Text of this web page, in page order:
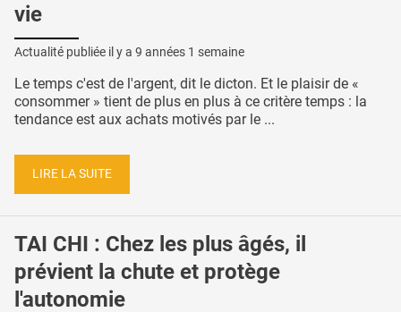
vie
Actualité publiée il y a 9 années 1 semaine
Le temps c'est de l'argent, dit le dicton. Et le plaisir de «
consommer » tient de plus en plus à ce critère temps : la
tendance est aux achats motivés par le ...
LIRE LA SUITE
TAI CHI : Chez les plus âgés, il
prévient la chute et protège
l'autonomie